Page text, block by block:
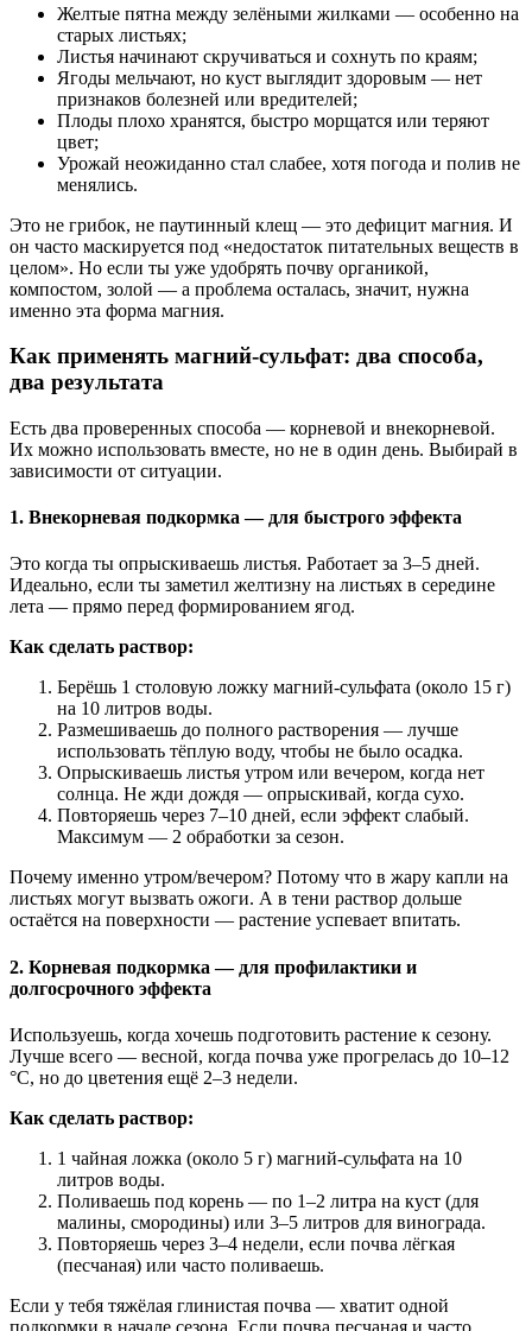
Желтые пятна между зелёными жилками — особенно на
старых листьях;
Листья начинают скручиваться и сохнуть по краям;
Ягоды мельчают, но куст выглядит здоровым — нет
признаков болезней или вредителей;
Плоды плохо хранятся, быстро морщатся или теряют
цвет;
Урожай неожиданно стал слабее, хотя погода и полив не
менялись.
Это не грибок, не паутинный клещ — это дефицит магния. И
он часто маскируется под «недостаток питательных веществ в
целом». Но если ты уже удобрять почву органикой,
компостом, золой — а проблема осталась, значит, нужна
именно эта форма магния.
Как применять магний-сульфат: два способа,
два результата
Есть два проверенных способа — корневой и внекорневой.
Их можно использовать вместе, но не в один день. Выбирай в
зависимости от ситуации.
1. Внекорневая подкормка — для быстрого эффекта
Это когда ты опрыскиваешь листья. Работает за 3–5 дней.
Идеально, если ты заметил желтизну на листьях в середине
лета — прямо перед формированием ягод.
Как сделать раствор:
Берёшь 1 столовую ложку магний-сульфата (около 15 г)
на 10 литров воды.
Размешиваешь до полного растворения — лучше
использовать тёплую воду, чтобы не было осадка.
Опрыскиваешь листья утром или вечером, когда нет
солнца. Не жди дождя — опрыскивай, когда сухо.
Повторяешь через 7–10 дней, если эффект слабый.
Максимум — 2 обработки за сезон.
Почему именно утром/вечером? Потому что в жару капли на
листьях могут вызвать ожоги. А в тени раствор дольше
остаётся на поверхности — растение успевает впитать.
2. Корневая подкормка — для профилактики и
долгосрочного эффекта
Используешь, когда хочешь подготовить растение к сезону.
Лучше всего — весной, когда почва уже прогрелась до 10–12
°C, но до цветения ещё 2–3 недели.
Как сделать раствор:
1 чайная ложка (около 5 г) магний-сульфата на 10
литров воды.
Поливаешь под корень — по 1–2 литра на куст (для
малины, смородины) или 3–5 литров для винограда.
Повторяешь через 3–4 недели, если почва лёгкая
(песчаная) или часто поливаешь.
Если у тебя тяжёлая глинистая почва — хватит одной
подкормки в начале сезона. Если почва песчаная и часто